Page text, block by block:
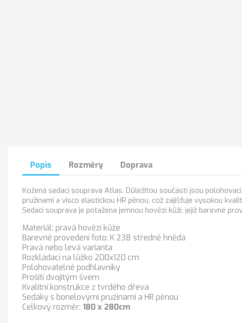
Popis Rozměry Doprava
Kožená sedací souprava Atlas. Důležitou součástí jsou
pružinami a visco elastickou HR pěnou, což zajišťuje vysokou
Sedací souprava je potažena jemnou hovězí kůží, jejíž barevné
Materiál: pravá hovězí kůže
Barevné provedení foto: K 238 středně hnědá
Pravá nebo levá varianta
Rozkládací na lůžko 200x120 cm
Polohovatelné podhlavníky
Prošití dvojitým švem
Kvalitní konstrukce z tvrdého dřeva
Sedáky s bonelovými pružinami a HR pěnou
Celkový rozměr: 180 x 280cm